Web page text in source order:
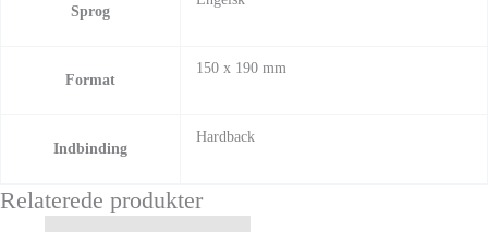
Sprog
Format
150 x 190 mm
Indbinding
Hardback
Relaterede produkter